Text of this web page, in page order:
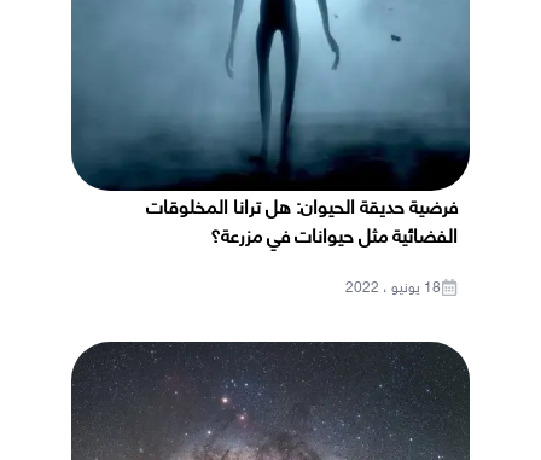
فرضية حديقة الحيوان: هل ترانا المخلوقات
الفضائية مثل حيوانات في مزرعة؟
18 يونيو ، 2022